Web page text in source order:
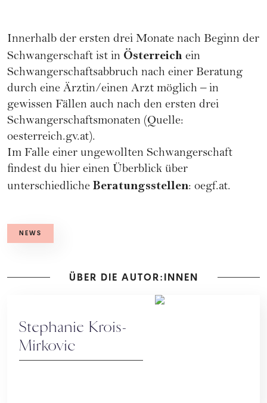
Innerhalb der ersten drei Monate nach Beginn der
Schwangerschaft ist in Österreich ein
Schwangerschaftsabbruch nach einer Beratung
durch eine Ärztin/einen Arzt möglich – in
gewissen Fällen auch nach den ersten drei
Schwangerschaftsmonaten (Quelle:
oesterreich.gv.at).
Im Falle einer ungewollten Schwangerschaft
findest du hier einen Überblick über
unterschiedliche Beratungsstellen: oegf.at.
NEWS
ÜBER DIE AUTOR:INNEN
Stephanie Krois-
Mirkovic